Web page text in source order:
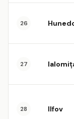
26
27
28 Ilfov